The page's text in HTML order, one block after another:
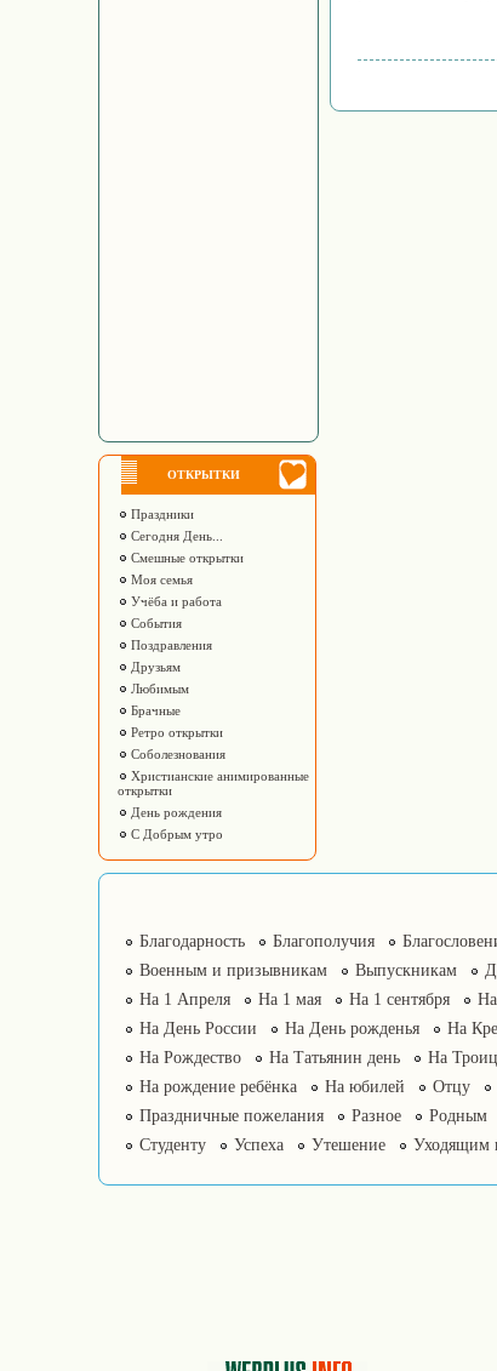
ОТКРЫТКИ
Праздники
Сегодня День...
Смешные открытки
Моя семья
Учёба и работа
События
Поздравления
Друзьям
Любимым
Брачные
Ретро открытки
Соболезнования
Христианские анимированные
открытки
День рождения
С Добрым утро
Благодарность Благополучия
Военным и призывникам
Выпускникам
На 1 Апреля
На 1 мая На 1 сентября
На День России
На День рожденья На
На Рождество
На Татьянин день На
На рождение ребёнка
На юбилей Отцу
Праздничные пожелания
Разное Родным
Студенту
Успеха Утешение Уходящим